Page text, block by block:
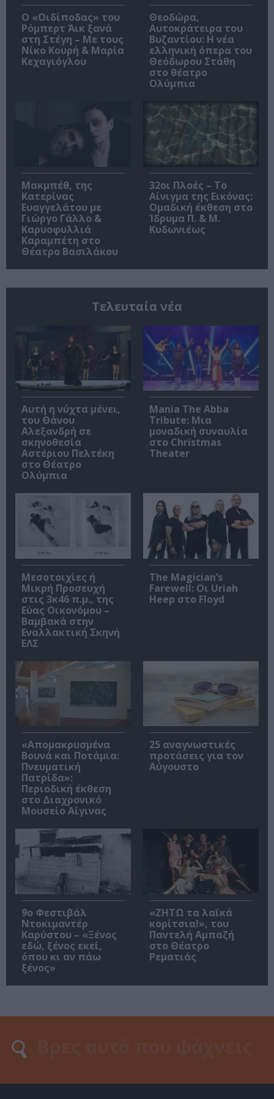
O «Οιδίποδας» του
Ρόμπερτ Άικ ξανά
στη Στέγη – Με τους
Νίκο Κουρή & Μαρία
Κεχαγιόγλου
Θεοδώρα,
Αυτοκράτειρα του
Βυζαντίου: Η νέα
ελληνική όπερα του
Θεόδωρου Στάθη
στο θέατρο
Ολύμπια
Μακμπέθ, της
Κατερίνας
Ευαγγελάτου με
Γιώργο Γάλλο &
Καρυοφυλλιά
Καραμπέτη στο
Θέατρο Βασιλάκου
32οι Πλοές – Το
Αίνιγμα της Εικόνας:
Ομαδική έκθεση στο
Ίδρυμα Π. & Μ.
Κυδωνιέως
Τελευταία νέα
Αυτή η νύχτα μένει,
του Θάνου
Αλεξανδρή σε
σκηνοθεσία
Αστέριου Πελτέκη
στο Θέατρο
Ολύμπια
Mania The Abba
Tribute: Μια
μοναδική συναυλία
στο Christmas
Theater
Μεσοτοιχίες ή
Μικρή Προσευχή
στις 3κ46 π.μ., της
Εύας Οικονόμου –
Βαμβακά στην
Εναλλακτική Σκηνή
ΕΛΣ
The Magician’s
Farewell: Οι Uriah
Heep στο Floyd
«Απομακρυσμένα
Βουνά και Ποτάμια:
Πνευματική
Πατρίδα»:
Περιοδική έκθεση
στο Διαχρονικό
Μουσείο Αίγινας
25 αναγνωστικές
προτάσεις για τον
Αύγουστο
9ο Φεστιβάλ
Ντοκιμαντέρ
Καρύστου – «Ξένος
εδώ, ξένος εκεί,
όπου κι αν πάω
ξένος»
«ΖΗΤΩ τα λαϊκά
κορίτσια!», του
Παντελή Αμπαζή
στο Θέατρο
Ρεματιάς